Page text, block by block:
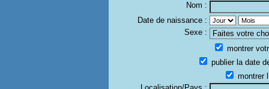
Nom :
Date de naissance :
Sexe :
montrer
publier la date
montrer